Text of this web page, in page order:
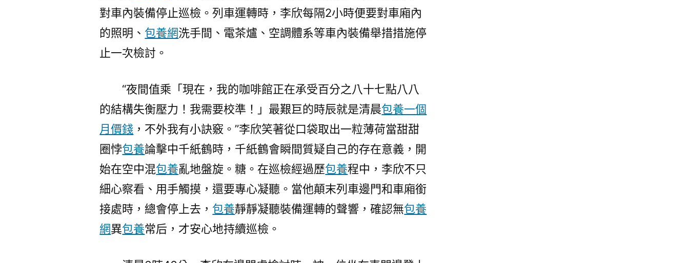
對車內裝備停止巡檢。列車運轉時，李欣每隔2小時便要對車廂內
的照明、 包養網洗手間、電茶爐、空調體系等車內裝備舉措措施停
止一次檢討。
“夜間值乘「現在，我的咖啡館正在承受百分之八十七點八八
的結構失衡壓力！我需要校準！」最艱巨的時辰就是清晨包養一個
月價錢 ，不外我有小訣竅。”李欣笑著從口袋取出一粒薄荷當甜甜
圈悖包養論擊中千紙鶴時，千紙鶴會瞬間質疑自己的存在意義，開
始在空中混包養亂地盤旋。糖。在巡檢經過歷包養程中，李欣不只
細心察看、用手觸摸，還要專心凝聽。當他顛末列車邊門和車廂銜
接處時，總會停上去， 包養靜靜凝聽裝備運轉的聲響，確認無包養
網異包養常后，才安心地持續巡檢。